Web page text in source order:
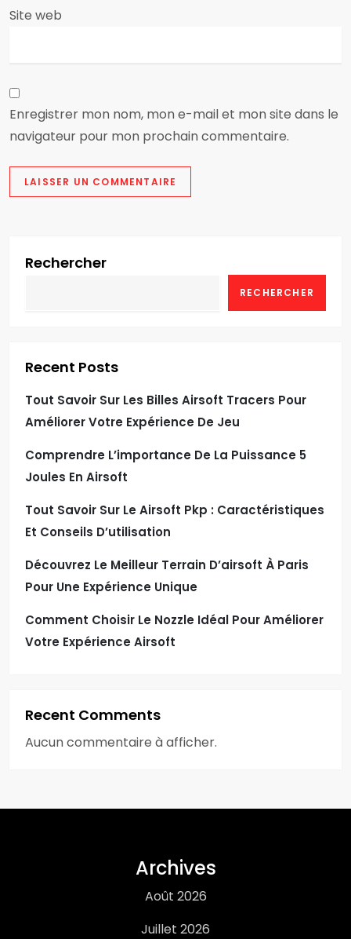
Site web
Enregistrer mon nom, mon e-mail et mon site dans le
navigateur pour mon prochain commentaire.
Rechercher
RECHERCHER
Recent Posts
Tout Savoir Sur Les Billes Airsoft Tracers Pour
Améliorer Votre Expérience De Jeu
Comprendre L’importance De La Puissance 5
Joules En Airsoft
Tout Savoir Sur Le Airsoft Pkp : Caractéristiques
Et Conseils D’utilisation
Découvrez Le Meilleur Terrain D’airsoft À Paris
Pour Une Expérience Unique
Comment Choisir Le Nozzle Idéal Pour Améliorer
Votre Expérience Airsoft
Recent Comments
Aucun commentaire à afficher.
Archives
Août 2026
Juillet 2026